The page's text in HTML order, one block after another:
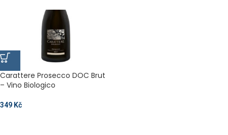
Carattere Prosecco DOC Brut
– Vino Biologico
349 Kč